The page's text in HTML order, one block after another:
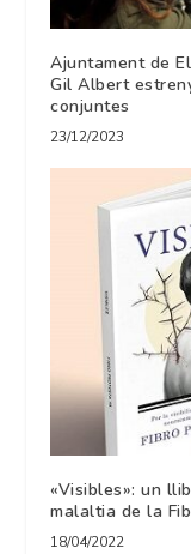
Ajuntament de
Gil Albert
conjuntes
23/12/2023
«Visibles»: un
malaltia de la
18/04/2022